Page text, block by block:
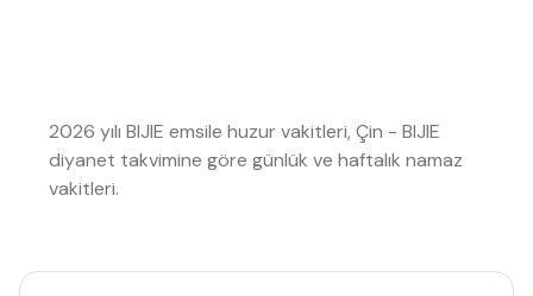
2026 yılı BIJIE emsile huzur vakitleri, Çin - BIJIE
diyanet takvimine göre günlük ve haftalık namaz
vakitleri.